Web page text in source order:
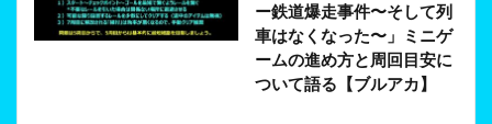
ー鉄道爆走事件〜そして列
車はなくなった〜」ミニゲ
ームの進め方と周回目安に
ついて語る【ブルアカ】